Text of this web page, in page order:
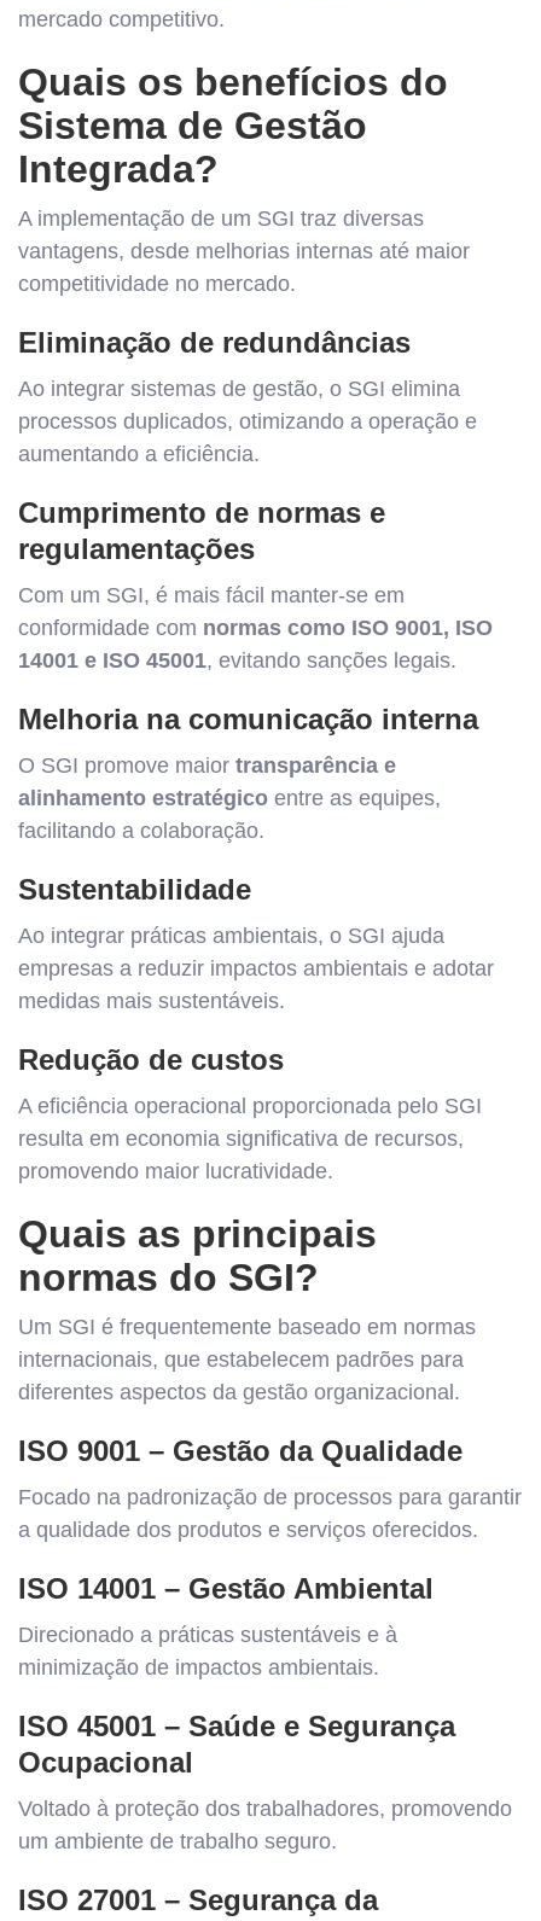
mercado competitivo.
Quais os benefícios do
Sistema de Gestão
Integrada?
A implementação de um SGI traz diversas
vantagens, desde melhorias internas até maior
competitividade no mercado.
Eliminação de redundâncias
Ao integrar sistemas de gestão, o SGI elimina
processos duplicados, otimizando a operação e
aumentando a eficiência.
Cumprimento de normas e
regulamentações
Com um SGI, é mais fácil manter-se em
conformidade com normas como ISO 9001, ISO
14001 e ISO 45001, evitando sanções legais.
Melhoria na comunicação interna
O SGI promove maior transparência e
alinhamento estratégico entre as equipes,
facilitando a colaboração.
Sustentabilidade
Ao integrar práticas ambientais, o SGI ajuda
empresas a reduzir impactos ambientais e adotar
medidas mais sustentáveis.
Redução de custos
A eficiência operacional proporcionada pelo SGI
resulta em economia significativa de recursos,
promovendo maior lucratividade.
Quais as principais
normas do SGI?
Um SGI é frequentemente baseado em normas
internacionais, que estabelecem padrões para
diferentes aspectos da gestão organizacional.
ISO 9001 – Gestão da Qualidade
Focado na padronização de processos para garantir
a qualidade dos produtos e serviços oferecidos.
ISO 14001 – Gestão Ambiental
Direcionado a práticas sustentáveis e à
minimização de impactos ambientais.
ISO 45001 – Saúde e Segurança
Ocupacional
Voltado à proteção dos trabalhadores, promovendo
um ambiente de trabalho seguro.
ISO 27001 – Segurança da